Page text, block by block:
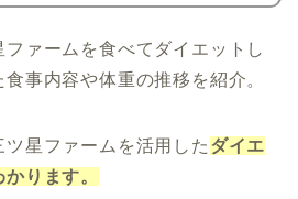
ァームを食べてダイエットし
事内容や体重の推移を紹介。
星ファームを活用した ダイエ
ります。